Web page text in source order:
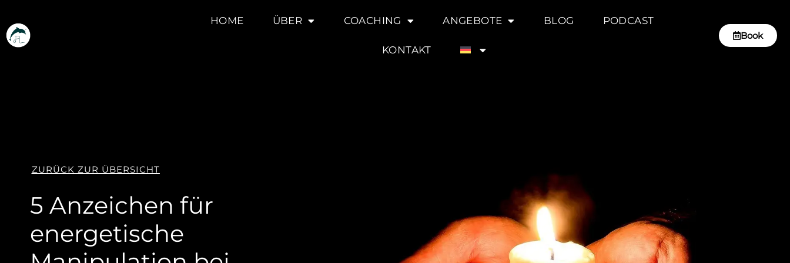
HOME ÜBER COACHING ANGEBOTE BLOG PODCAST
KONTAKT
Book
ZURÜCK ZUR ÜBERSICHT
5 Anzeichen für
energetische